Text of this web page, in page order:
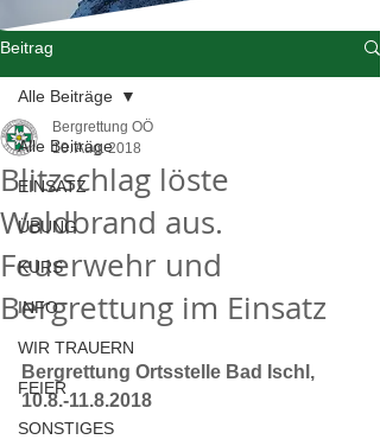
Beitrag
Alle Beiträge
EINSATZ
ÜBUNG
KURS
INFO
WIR TRAUERN
FEIER
SONSTIGES
Alle Beiträge
Blitzschlag löste
Waldbrand aus.
Feuerwehr und
Bergrettung im Einsatz
Bergrettung OÖ
10. Aug. 2018
Bergrettung Ortsstelle Bad Ischl,
10.8.-11.8.2018